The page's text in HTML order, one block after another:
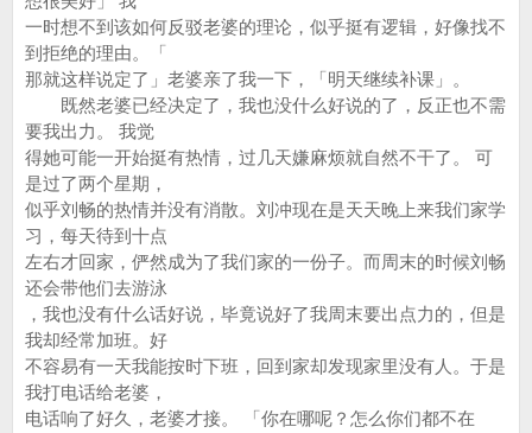
一时想不到该如何反驳老婆的理论，似乎挺有逻辑，好像找不
到拒绝的理由。「
那就这样说定了」老婆亲了我一下，「明天继续补课」。
既然老婆已经决定了，我也没什么好说的了，反正也不需
要我出力。 我觉
得她可能一开始挺有热情，过几天嫌麻烦就自然不干了。 可
是过了两个星期，
似乎刘畅的热情并没有消散。刘冲现在是天天晚上来我们家学
习，每天待到十点
左右才回家，俨然成为了我们家的一份子。而周末的时候刘畅
还会带他们去游泳
，我也没有什么话好说，毕竟说好了我周末要出点力的，但是
我却经常加班。好
不容易有一天我能按时下班，回到家却发现家里没有人。于是
我打电话给老婆，
电话响了好久，老婆才接。 「你在哪呢？怎么你们都不在